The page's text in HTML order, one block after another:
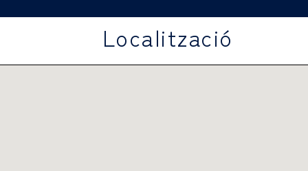
Localització